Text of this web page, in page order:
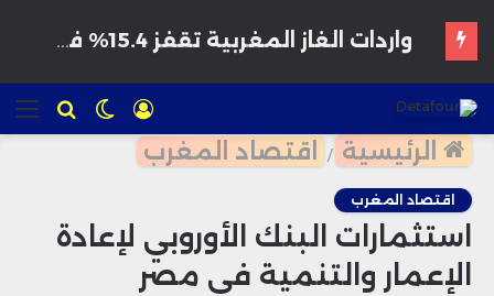
للبحث الوضع
المظلم
تسجيل
الدخول
الرئيسية / اقتصاد المغرب
اقتصاد المغرب
استثمارات البنك الأوروبي لإعادة
الإعمار والتنمية في مصر